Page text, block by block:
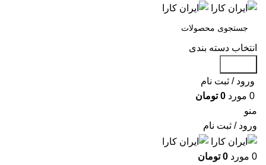
انتخاب دسته بندی
ورود / ثبت نام
0 مورد 0 تومان
منو
ورود / ثبت نام
0 مورد 0 تومان